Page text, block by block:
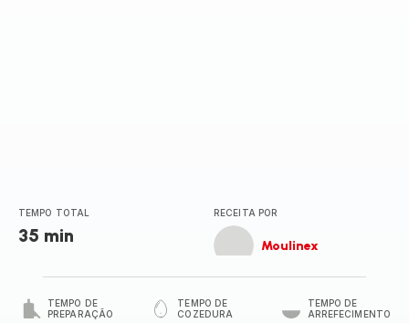
TEMPO TOTAL
35 min
RECEITA POR
Moulinex
TEMPO DE
PREPARAÇÃO
TEMPO DE
COZEDURA
TEMPO DE
ARREFECIMENTO